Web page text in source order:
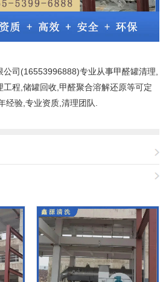
司(16553996888)专业从事甲醛罐清理,
程,储罐回收,甲醛聚合溶解还原等可定
经验,专业资质,清理团队.